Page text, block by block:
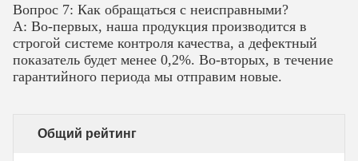
Вопрос 7: Как обращаться с неисправными?
A: Во-первых, наша продукция производится в
строгой системе контроля качества, а дефектный
показатель будет менее 0,2%. Во-вторых, в течение
гарантийного периода мы отправим новые.
Общий рейтинг